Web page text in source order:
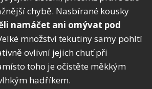
chybě. Nasbírané kousky
namáčet ani omývat pod
množství tekutiny samy pohltí
ovlivní jejich chuť při
toho je očistěte měkkým
hadříkem.